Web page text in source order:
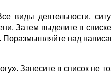
виды деятельности,
Затем выделите в
Поразмышляйте над
Занесите в список не